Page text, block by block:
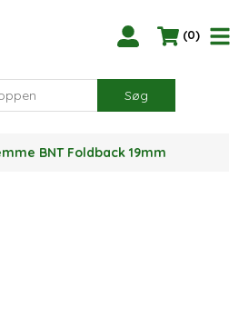
(0)
Søg
BNT Foldback 19mm